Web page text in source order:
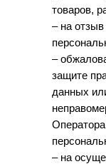
товаров,
– на отзыв
–
защите
данных
– на